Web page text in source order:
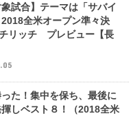
象試合】テーマは「サバイ
全米オープン準々決
リッチ プレビュー【長
た！集中を保ち、最後に
しベスト８！（2018全米